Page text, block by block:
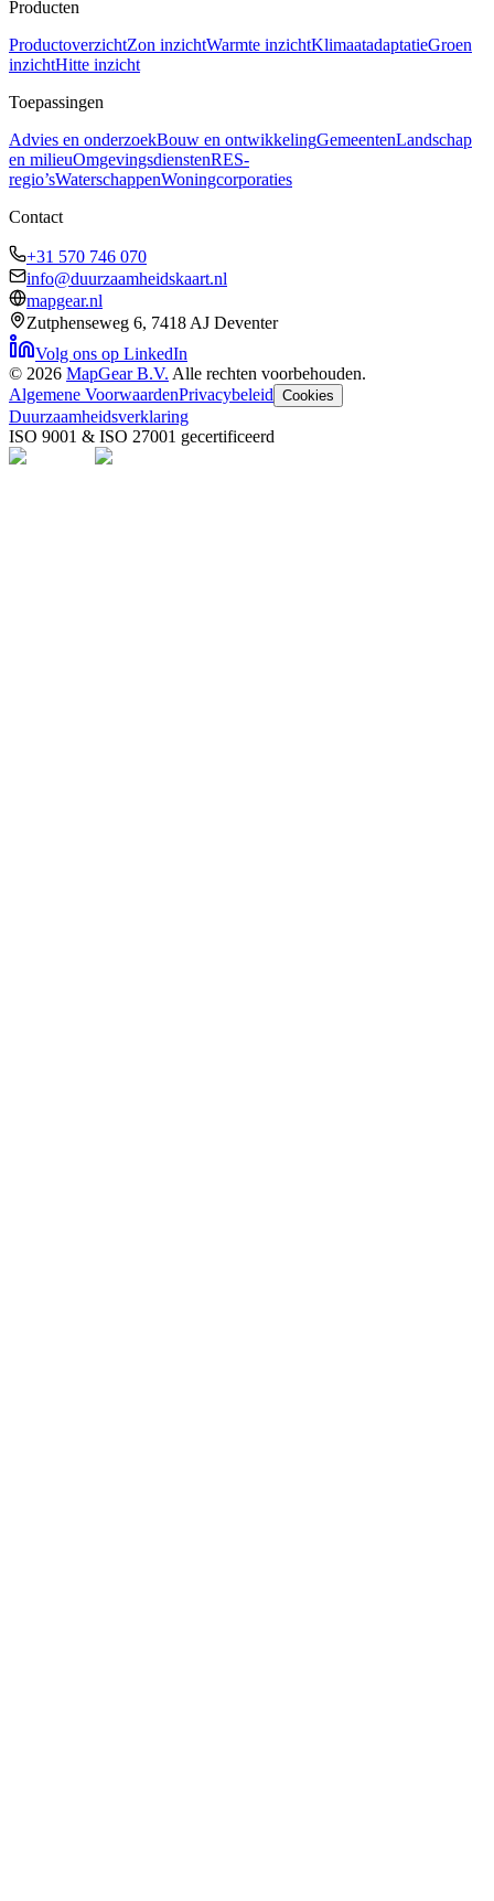
Producten
ProductoverzichtZon inzichtWarmte inzichtKlimaatadaptatieGroen
inzichtHitte inzicht
Toepassingen
Advies en onderzoekBouw en ontwikkelingGemeentenLandschap
en milieuOmgevingsdienstenRES-
regio’sWaterschappenWoningcorporaties
Contact
+31 570 746 070
info@duurzaamheidskaart.nl
mapgear.nl
Zutphenseweg 6, 7418 AJ Deventer
Volg ons op LinkedIn
© 2026 MapGear B.V. Alle rechten voorbehouden.
Algemene VoorwaardenPrivacybeleid Cookies
Duurzaamheidsverklaring
ISO 9001 & ISO 27001 gecertificeerd